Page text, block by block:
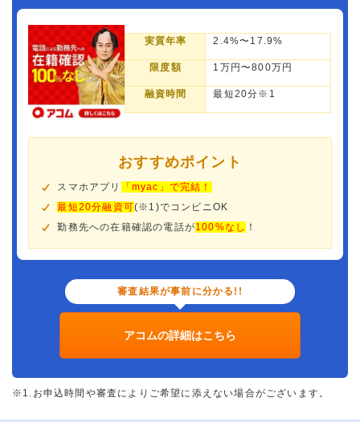
実質年率 2.4%〜17.9%
限度額 1万円〜800万円
融資時間 最短20分※1
おすすめポイント
スマホアプリ
「myac」で完結！
最短20分融資可(※1)でコンビニOK
勤務先への在籍確認の電話が100%なし ！
審査結果が事前に分かる!!
アコムの詳細はこちら
※1.お申込時間や審査によりご希望に添えない場合がございます。